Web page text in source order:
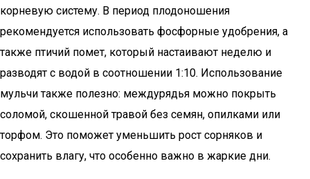
корневую систему. В период плодоношения
рекомендуется использовать фосфорные удобрения, а
также птичий помет, который настаивают неделю и
разводят с водой в соотношении 1:10. Использование
мульчи также полезно: междурядья можно покрыть
соломой, скошенной травой без семян, опилками или
торфом. Это поможет уменьшить рост сорняков и
сохранить влагу, что особенно важно в жаркие дни.